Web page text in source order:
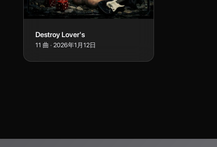
Destroy Lover's
11 曲 · 2026年1月12日